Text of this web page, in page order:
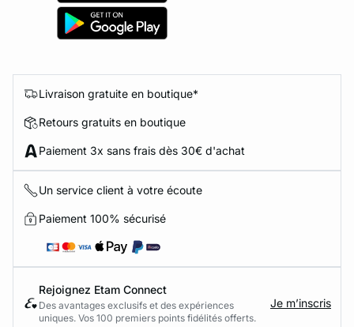
Livraison gratuite en boutique*
Retours gratuits en boutique
Paiement 3x sans frais dès 30€ d'achat
Un service client à votre écoute
Paiement 100% sécurisé
Rejoignez Etam Connect
Des avantages exclusifs et des expériences
uniques. Vos 100 premiers points fidélités offerts.
Je m’inscris